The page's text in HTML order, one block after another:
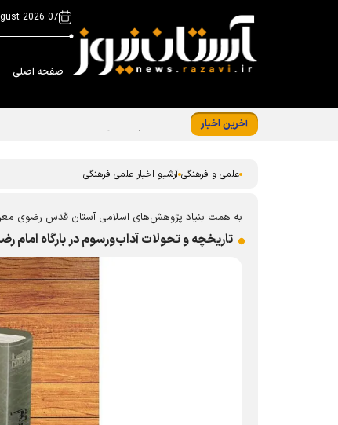
07 August 2026
صفحه اصلی
آخرین اخبار
علمی و فرهنگی آرشیو اخبار علمی فرهنگی
به همت بنیاد پژوهش‌های اسلامی آستان قدس رضوی
تاریخچه و تحولات آداب‌ورسوم در بارگاه